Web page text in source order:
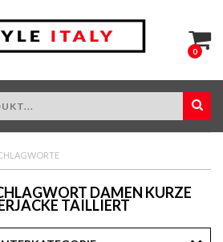
0
DAMEN KURZE
TAILLIERT